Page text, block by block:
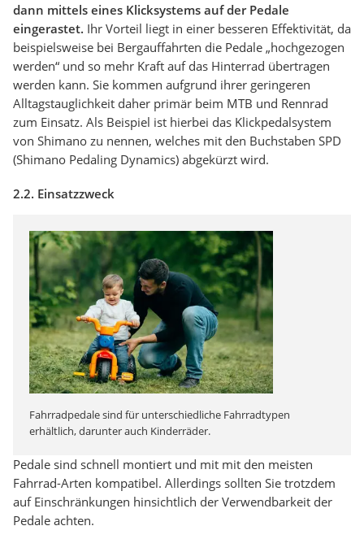
dann mittels eines Klicksystems auf der Pedale
eingerastet. Ihr Vorteil liegt in einer besseren Effektivität, da
beispielsweise bei Bergauffahrten die Pedale „hochgezogen
werden“ und so mehr Kraft auf das Hinterrad übertragen
werden kann. Sie kommen aufgrund ihrer geringeren
Alltagstauglichkeit daher primär beim MTB und Rennrad
zum Einsatz. Als Beispiel ist hierbei das Klickpedalsystem
von Shimano zu nennen, welches mit den Buchstaben SPD
(Shimano Pedaling Dynamics) abgekürzt wird.
2.2. Einsatzzweck
Fahrradpedale sind für unterschiedliche Fahrradtypen
erhältlich, darunter auch Kinderräder.
Pedale sind schnell montiert und mit mit den meisten
Fahrrad-Arten kompatibel. Allerdings sollten Sie trotzdem
auf Einschränkungen hinsichtlich der Verwendbarkeit der
Pedale achten.